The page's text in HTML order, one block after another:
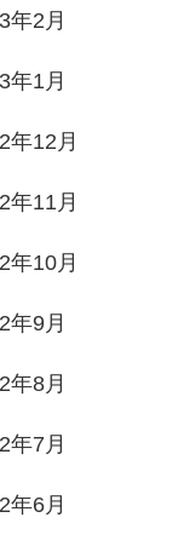
年2月
年1月
年12月
年11月
年10月
年9月
年8月
年7月
年6月